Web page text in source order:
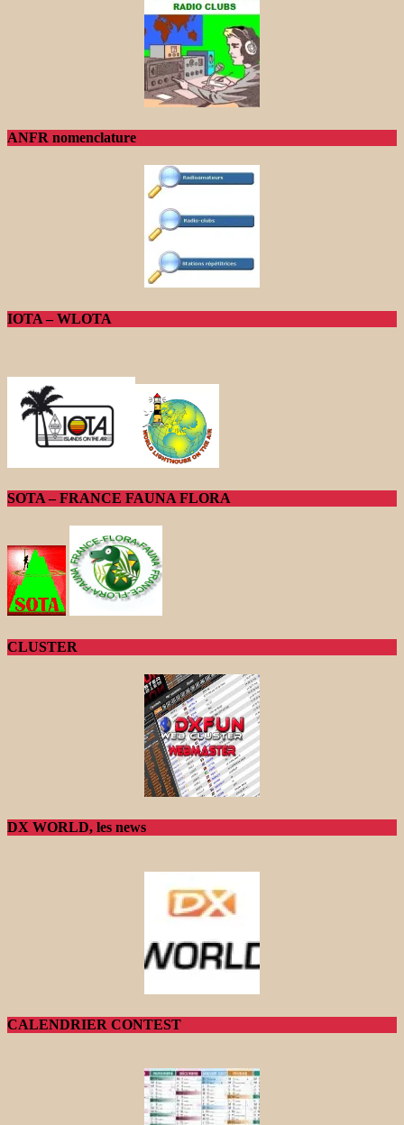
ANFR nomenclature
IOTA – WLOTA
SOTA – FRANCE FAUNA FLORA
CLUSTER
DX WORLD, les news
CALENDRIER CONTEST